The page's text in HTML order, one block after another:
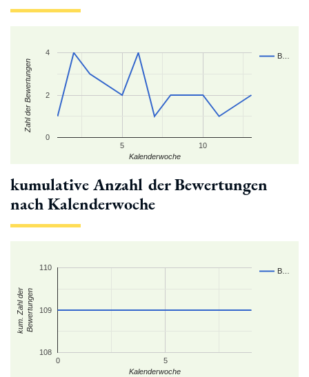
B…
5 10
0
2
4
Kalenderwoche
Zahl der Bewertungen
kumulative Anzahl der Bewertungen
nach Kalenderwoche
B…
0 5
108
109
110
Kalenderwoche
kum. Zahl derBewertungen